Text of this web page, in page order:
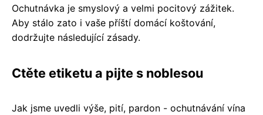
Ochutnávka je smyslový a velmi pocitový zážitek.
Aby stálo zato i vaše příští domácí koštování,
dodržujte následující zásady.
Ctěte etiketu a pijte s noblesou
Jak jsme uvedli výše, pití, pardon - ochutnávání vína